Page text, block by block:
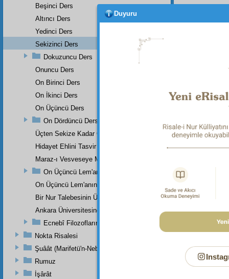
Beşinci Ders
Altıncı Ders
Yedinci Ders
Sekizinci Ders
Dokuzuncu Ders
Onuncu Ders
On Birinci Ders
On İkinci Ders
On Üçüncü Ders
On Dördüncü Ders
Üçten Sekize Kadar Olan Derslerin Özeti
Hidayet Ehlini Tasvir Eden Bir Levha
Maraz-ı Vesveseye Müptelâ Olanlara Bir Ders
On Üçüncü Lem'anın On İkinci İşaretinden
On Üçüncü Lem'anın On Üçüncü İşaretinin Üçüncü Noktasından
Bir Nur Talebesinin Üstad Hazretlerinin Dâr-ı Bekaya
Ankara Üniversitesinde Okunan Bir Konferans
Ecnebî Filozofların Kur'ân'ı Tasdiklerine Dair Şehadetleri
Nokta Risalesi
Şuâât (Marifetü'n-Nebi)
Rumuz
İşârât
Duyuru